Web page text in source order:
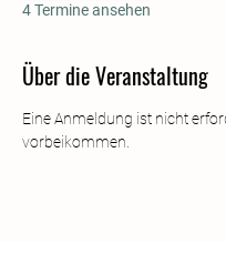
4 Termine ansehen
Über die Veranstaltung
Eine Anmeldung ist nicht
vorbeikommen.